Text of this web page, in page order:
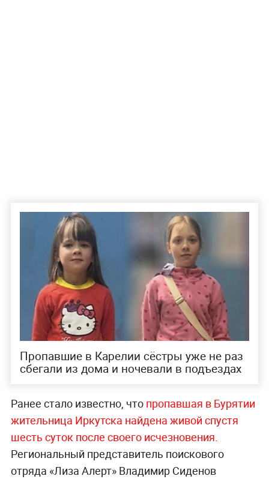
Пропавшие в Карелии сёстры уже не раз
сбегали из дома и ночевали в подъездах
Ранее стало известно, чтопропавшая в Бурятии
жительница Иркутска найдена живой спустя
шесть суток после своего исчезновения.
Региональный представитель поискового
отряда «Лиза Алерт» Владимир Сиденов